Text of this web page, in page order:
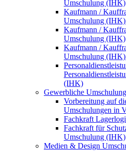
Umschulung (IHK)
Kaufmann /
Umschulung
Kaufmann /
Umschulung (IHK)
Kaufmann /
Umschulung
(IHK)
Gewerbliche
Vorbereitung auf
Umschulungen in
Fachkraft
Fachkraft für
Umschulung (IHK)
Medien & Design